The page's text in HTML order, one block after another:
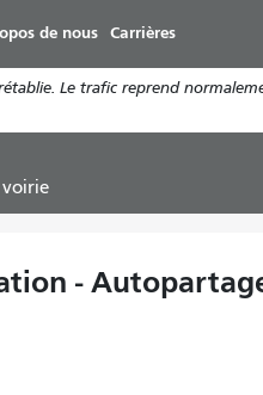
au
contenu
de nous Carrières
Le trafic reprend
-